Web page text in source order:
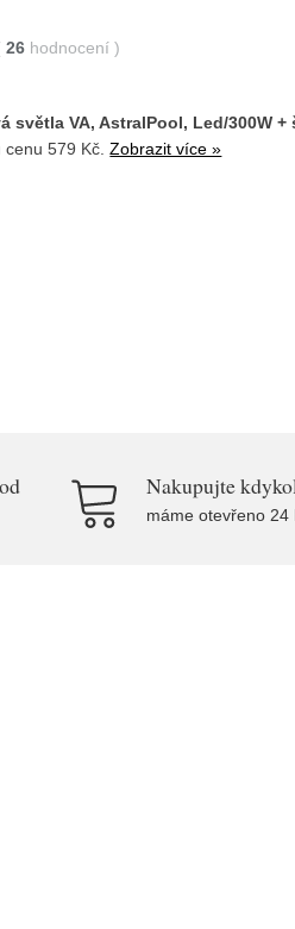
26 hodnocení)
světla VA, AstralPool, Led/300W +
cenu 579 Kč.Zobrazit více »
Nakupujte
máme otevřeno 24